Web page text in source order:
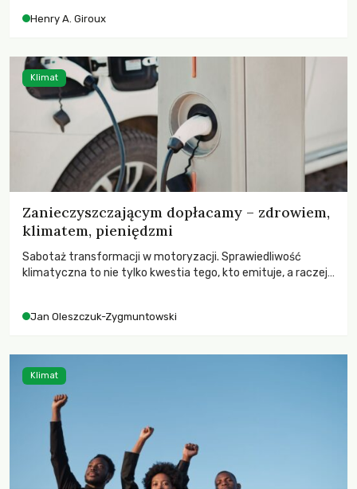
wychowają świadomych obywateli?
Henry A. Giroux
Zanieczyszczającym dopłacamy – zdrowiem,
klimatem, pieniędzmi
Sabotaż transformacji w motoryzacji. Sprawiedliwość
klimatyczna to nie tylko kwestia tego, kto emituje, a raczej
Jan Oleszczuk-Zygmuntowski
Klimat
Klimat